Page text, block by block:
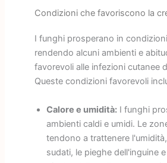
Condizioni che favoriscono la
I funghi prosperano in
rendendo alcuni ambienti e
favorevoli alle infezioni cutanee
Queste condizioni favorevoli
Calore e umidità:I funghi
ambienti caldi e umidi. Le
tendono a trattenere
sudati, le pieghe dell'inguine